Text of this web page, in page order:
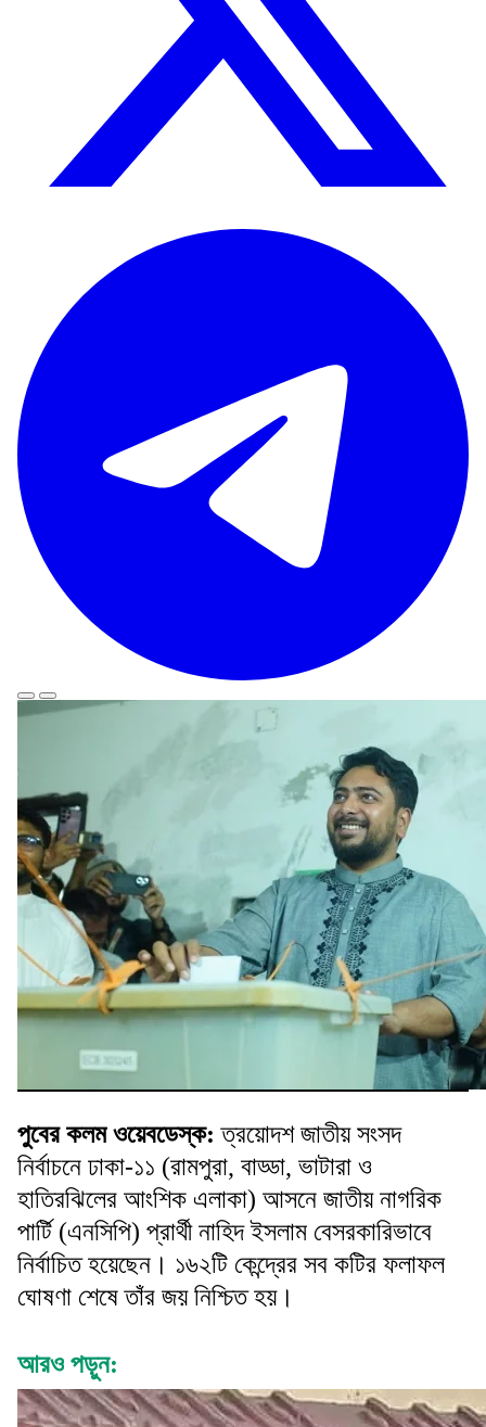
পুবের কলম ওয়েবডেস্ক: ত্রয়োদশ জাতীয় সংসদ
নির্বাচনে ঢাকা-১১ (রামপুরা, বাড্ডা, ভাটারা ও
হাতিরঝিলের আংশিক এলাকা) আসনে জাতীয় নাগরিক
পার্টি (এনসিপি) প্রার্থী নাহিদ ইসলাম বেসরকারিভাবে
নির্বাচিত হয়েছেন। ১৬২টি কেন্দ্রের সব কটির ফলাফল
ঘোষণা শেষে তাঁর জয় নিশ্চিত হয়।
আরও পড়ুন: